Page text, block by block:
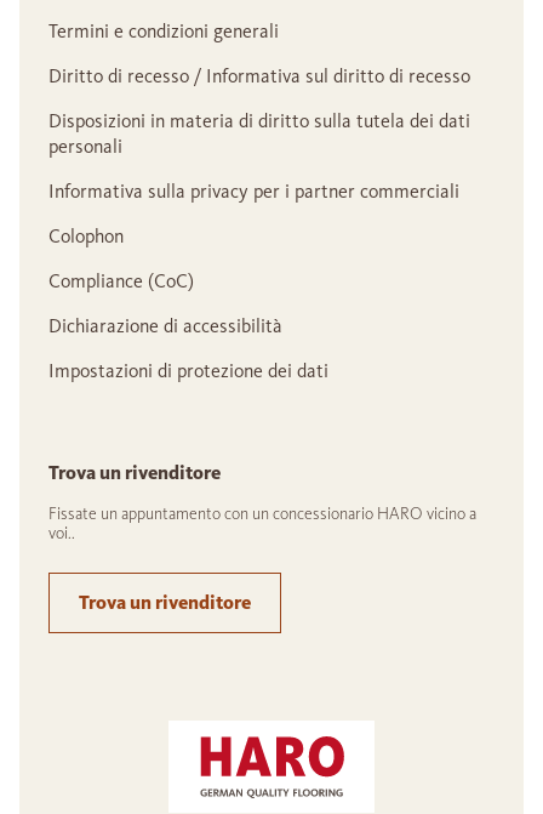
Termini e condizioni generali
Diritto di recesso / Informativa sul diritto di recesso
Disposizioni in materia di diritto sulla tutela dei dati
personali
Informativa sulla privacy per i partner commerciali
Colophon
Compliance (CoC)
Dichiarazione di accessibilità
Impostazioni di protezione dei dati
Trova un rivenditore
Fissate un appuntamento con un concessionario HARO vicino a
voi..
Trova un rivenditore